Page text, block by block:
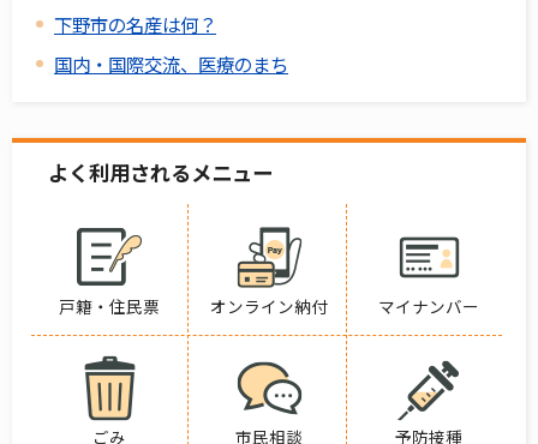
下野市の名産は何？
国内・国際交流、医療のまち
よく利用されるメニュー
戸籍・住民票 オンライン納付 マイナンバー
ごみ 市民相談 予防接種